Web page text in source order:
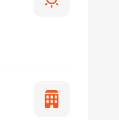
Lato
Tylko